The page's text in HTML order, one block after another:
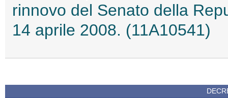
rinnovo del Senato della
14 aprile 2008. (11A10541)